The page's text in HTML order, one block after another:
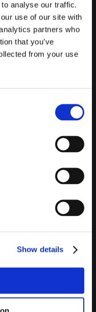
analyse our traffic.
use of our site with
partners who
that you’ve
from your use
Show details
café, y disfruta del
recién molidos allí
ambiente, la
altas.
nueva parada a tu
Brussels, el museo
visitar.
y no vienen solos. Les
caseros que
tu ruta por el centro, ya